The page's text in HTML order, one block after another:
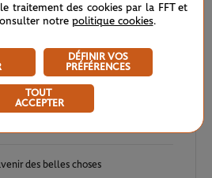
Video
de premières
des belles choses
traitement des cookies par la FFT et
notre politique cookies.
DÉFINIR VOS
PRÉFÉRENCES
TOUT
ACCEPTER